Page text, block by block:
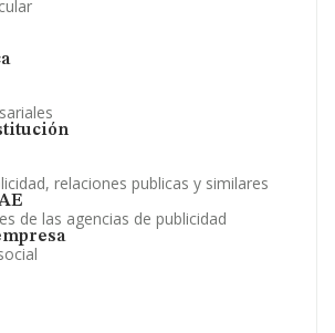
relaciones publicas y similares
de las agencias de publicidad